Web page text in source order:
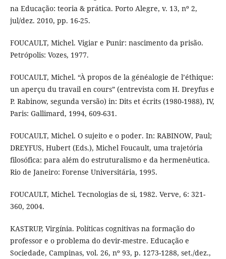
na Educação: teoria & prática. Porto Alegre, v. 13, nº 2,
jul/dez. 2010, pp. 16-25.
FOUCAULT, Michel. Vigiar e Punir: nascimento da prisão.
Petrópolis: Vozes, 1977.
FOUCAULT, Michel. “À propos de la généalogie de l’éthique:
un aperçu du travail en cours” (entrevista com H. Dreyfus e
P. Rabinow, segunda versão) in: Dits et écrits (1980-1988), IV,
Paris: Gallimard, 1994, 609-631.
FOUCAULT, Michel. O sujeito e o poder. In: RABINOW, Paul;
DREYFUS, Hubert (Eds.), Michel Foucault, uma trajetória
filosófica: para além do estruturalismo e da hermenêutica.
Rio de Janeiro: Forense Universitária, 1995.
FOUCAULT, Michel. Tecnologias de si, 1982. Verve, 6: 321-
360, 2004.
KASTRUP, Virgínia. Políticas cognitivas na formação do
professor e o problema do devir-mestre. Educação e
Sociedade, Campinas, vol. 26, nº 93, p. 1273-1288, set./dez.,